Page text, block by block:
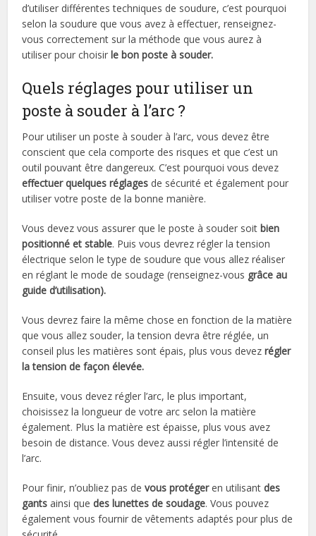
d’utiliser différentes techniques de soudure, c’est pourquoi
selon la soudure que vous avez à effectuer, renseignez-
vous correctement sur la méthode que vous aurez à
utiliser pour choisirle bon poste à souder.
Quels réglages pour utiliser un
poste à souder à l’arc ?
Pour utiliser un poste à souder à l’arc, vous devez être
conscient que cela comporte des risques et que c’est un
outil pouvant être dangereux. C’est pourquoi vous devez
effectuer quelques réglages de sécurité et également pour
utiliser votre poste de la bonne manière.
Vous devez vous assurer que le poste à souder soitbien
positionné et stable. Puis vous devrez régler la tension
électrique selon le type de soudure que vous allez réaliser
en réglant le mode de soudage (renseignez-vous grâce au
guide d’utilisation).
Vous devrez faire la même chose en fonction de la matière
que vous allez souder, la tension devra être réglée, un
conseil plus les matières sont épais, plus vous devez régler
la tension de façon élevée.
Ensuite, vous devez régler l’arc, le plus important,
choisissez la longueur de votre arc selon la matière
également. Plus la matière est épaisse, plus vous avez
besoin de distance. Vous devez aussi régler l’intensité de
l’arc.
Pour finir, n’oubliez pas devous protégeren utilisantdes
gants ainsi que des lunettes de soudage. Vous pouvez
également vous fournir de vêtements adaptés pour plus de